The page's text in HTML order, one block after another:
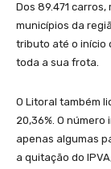
Dos 89.471
municípios da
tributo até o início
toda a sua frota.
O Litoral também
20,36%. O
apenas algumas
a quitação do